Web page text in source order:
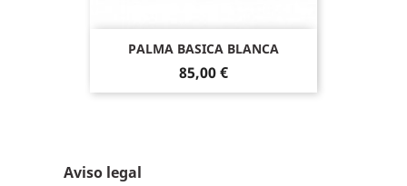
PALMA BASICA BLANCA
85,00 €
Aviso legal